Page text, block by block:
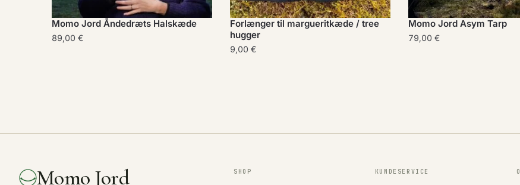
Momo Jord Åndedræts Halskæde
89,00 €
Forlænger til margueritkæde / tree
hugger
9,00 €
Momo Jord Asym Tarp
79,00 €
Momo Jord SHOP KUNDESERVICE